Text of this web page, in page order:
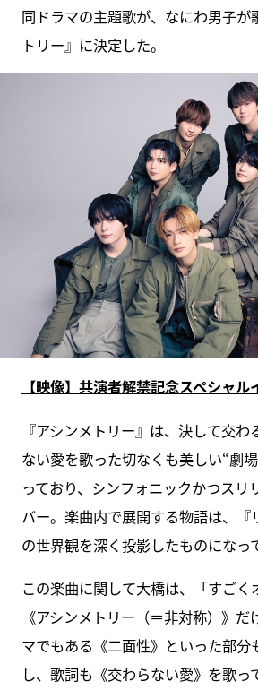
同ドラマの主題歌が、なにわ男子が
トリー』に決定した。
【映像】共演者解禁記念スペシャル
『アシンメトリー』は、決して交
ない愛を歌った切なくも美しい“劇
っており、シンフォニックかつスリ
バー。楽曲内で展開する物語は、『
の世界観を深く投影したものになっ
この楽曲に関して大橋は、「すごく
《アシンメトリー（＝非対称）》
マでもある《二面性》といった部分
し、歌詞も《交わらない愛》を歌っ